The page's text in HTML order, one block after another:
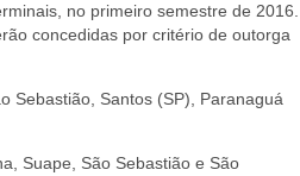
no primeiro semestre de 2016.
concedidas por critério de outorga
Sebastião, Santos (SP), Paranaguá
Suape, São Sebastião e São